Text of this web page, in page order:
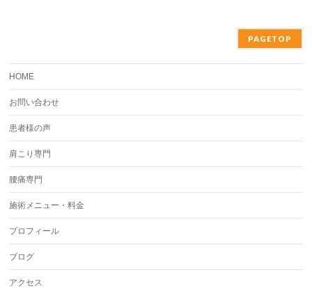
PAGETOP
HOME
お問い合わせ
患者様の声
肩こり専門
腰痛専門
施術メニュー・料金
プロフィール
ブログ
アクセス